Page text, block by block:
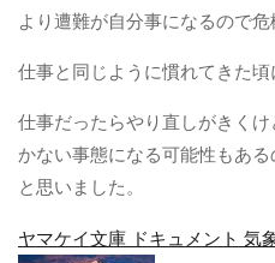
より遭難が自分事になるので危
仕事と同じように慣れてきた頃
仕事だったらやり直しがきく
かない事態になる可能性もあ
と思いました。
ヤマケイ文庫 ドキュメント 気